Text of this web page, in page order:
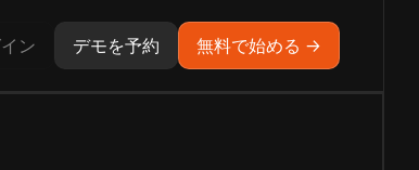
ン デモを予約 無料で始める →